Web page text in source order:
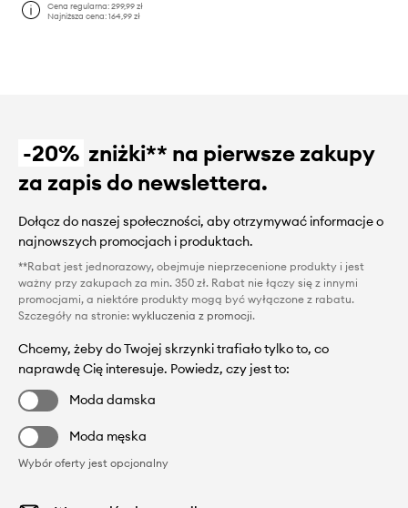
Cena regularna:299,99 zł
Najniższa cena:164,99 zł
-20% zniżki** na pierwsze zakupy
za zapis do newslettera.
Dołącz do naszej społeczności, aby otrzymywać informacje o
najnowszych promocjach i produktach.
**Rabat jest jednorazowy, obejmuje nieprzecenione produkty i jest
ważny przy zakupach za min. 350 zł. Rabat nie łączy się z innymi
promocjami, a niektóre produkty mogą być wyłączone z rabatu.
Szczegóły na stronie: wykluczenia z promocji.
Chcemy, żeby do Twojej skrzynki trafiało tylko to, co
naprawdę Cię interesuje. Powiedz, czy jest to:
Moda damska
Moda męska
Wybór oferty jest opcjonalny